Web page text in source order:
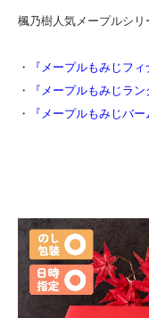
楓乃樹人気メープルシリ
・
『メープルもみじフィ
・
『メープルもみじラン
・
『メープルもみじバー